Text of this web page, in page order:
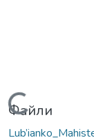
Файли